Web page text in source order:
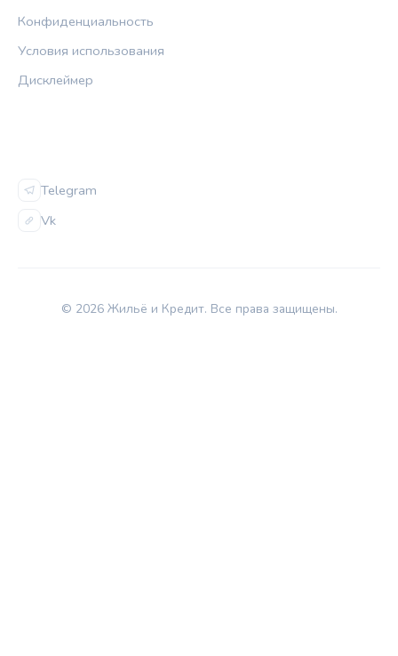
Конфиденциальность
Условия использования
Дисклеймер
Telegram
Vk
© 2026 Жильё и Кредит. Все права защищены.